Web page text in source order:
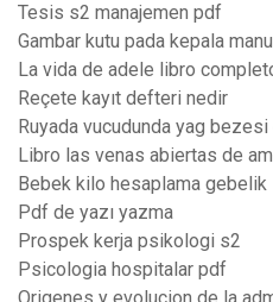
Tesis s2 manajemen pdf
Gambar kutu pada kepala
La vida de adele libro
Reçete kayıt defteri nedir
Ruyada vucudunda yag
Libro las venas abiertas de
Bebek kilo hesaplama gebelik
Pdf de yazı yazma
Prospek kerja psikologi s2
Psicologia hospitalar pdf